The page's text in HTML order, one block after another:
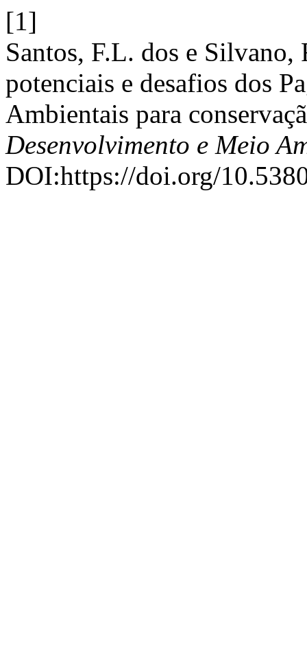
[1]
Santos, F.L. dos e
potenciais e desafios dos
Ambientais para
Desenvolvimento e Meio
DOI:https://doi.org/